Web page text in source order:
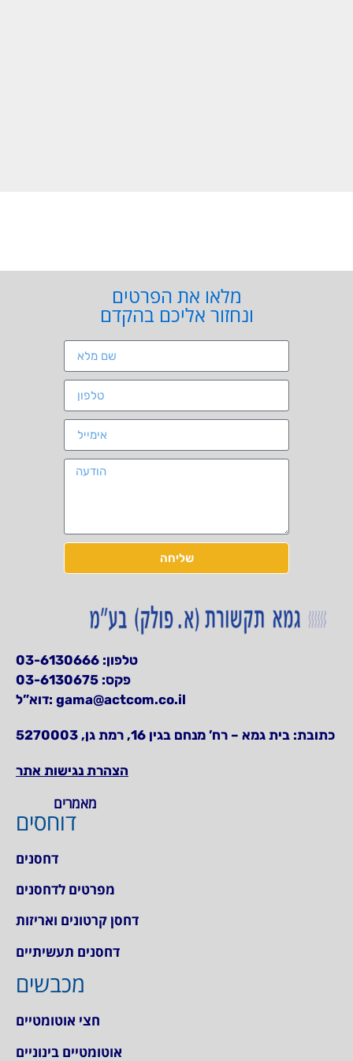
מלאו את הפרטים
ונחזור אליכם בהקדם
שליחה
טלפון: 03-6130666
פקס: 03-6130675
דוא”ל: gama@actcom.co.il
כתובת: בית גמא – רח’ מנחם בגין 16, רמת גן, 5270003
הצהרת נגישות אתר
מאמרים
דוחסים
דחסנים
מפרטים לדחסנים
דחסן קרטונים ואריזות
דחסנים תעשיתיים
מכבשים
חצי אוטומטיים
אוטומטיים בינוניים